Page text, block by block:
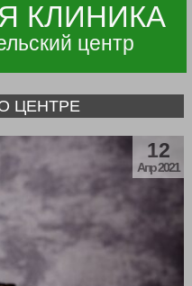
КЛИНИКА
центр
О ЦЕНТРЕ
12
Апр 2021